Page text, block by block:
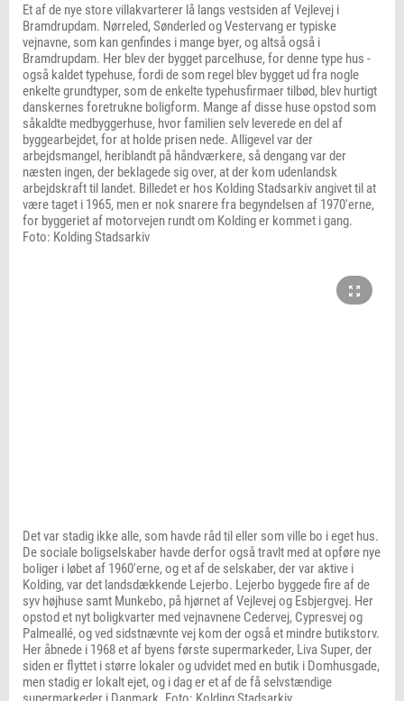
Et af de nye store villakvarterer lå langs vestsiden af Vejlevej i
Bramdrupdam. Nørreled, Sønderled og Vestervang er typiske
vejnavne, som kan genfindes i mange byer, og altså også i
Bramdrupdam. Her blev der bygget parcelhuse, for denne type hus -
også kaldet typehuse, fordi de som regel blev bygget ud fra nogle
enkelte grundtyper, som de enkelte typehusfirmaer tilbød, blev hurtigt
danskernes foretrukne boligform. Mange af disse huse opstod som
såkaldte medbyggerhuse, hvor familien selv leverede en del af
byggearbejdet, for at holde prisen nede. Alligevel var der
arbejdsmangel, heriblandt på håndværkere, så dengang var der
næsten ingen, der beklagede sig over, at der kom udenlandsk
arbejdskraft til landet. Billedet er hos Kolding Stadsarkiv angivet til at
være taget i 1965, men er nok snarere fra begyndelsen af 1970'erne,
for byggeriet af motorvejen rundt om Kolding er kommet i gang.
Foto: Kolding Stadsarkiv
Det var stadig ikke alle, som havde råd til eller som ville bo i eget hus.
De sociale boligselskaber havde derfor også travlt med at opføre nye
boliger i løbet af 1960'erne, og et af de selskaber, der var aktive i
Kolding, var det landsdækkende Lejerbo. Lejerbo byggede fire af de
syv højhuse samt Munkebo, på hjørnet af Vejlevej og Esbjergvej. Her
opstod et nyt boligkvarter med vejnavnene Cedervej, Cypresvej og
Palmeallé, og ved sidstnævnte vej kom der også et mindre butikstorv.
Her åbnede i 1968 et af byens første supermarkeder, Liva Super, der
siden er flyttet i større lokaler og udvidet med en butik i Domhusgade,
men stadig er lokalt ejet, og i dag er et af de få selvstændige